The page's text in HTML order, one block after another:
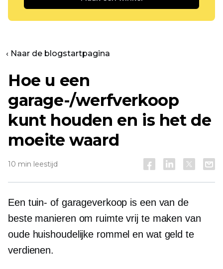
‹ Naar de blogstartpagina
Hoe u een
garage-/werfverkoop
kunt houden en is het de
moeite waard
10 min leestijd
Een tuin- of garageverkoop is een van de
beste manieren om ruimte vrij te maken van
oude huishoudelijke rommel en wat geld te
verdienen.